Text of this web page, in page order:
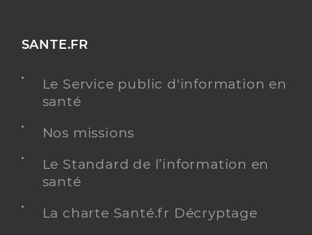
SANTE.FR
Le Service public d'information en
santé
Nos missions
Le Standard de l’information en
santé
La charte Santé.fr Décryptage